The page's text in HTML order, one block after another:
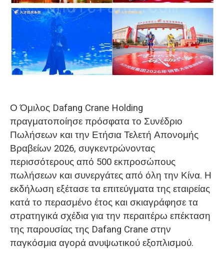
Ο Όμιλος Dafang Crane Holding
πραγματοποίησε πρόσφατα το Συνέδριο
Πωλήσεων και την Ετήσια Τελετή Απονομής
Βραβείων 2026, συγκεντρώνοντας
περισσότερους από 500 εκπροσώπους
πωλήσεων και συνεργάτες από όλη την Κίνα. Η
εκδήλωση εξέτασε τα επιτεύγματα της εταιρείας
κατά το περασμένο έτος και σκιαγράφησε τα
στρατηγικά σχέδια για την περαιτέρω επέκταση
της παρουσίας της Dafang Crane στην
παγκόσμια αγορά ανυψωτικού εξοπλισμού.